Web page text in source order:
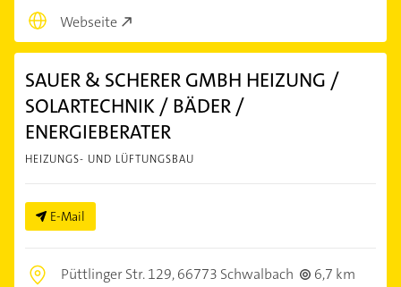
Webseite
SAUER & SCHERER GMBH HEIZUNG /
SOLARTECHNIK / BÄDER /
ENERGIEBERATER
HEIZUNGS- UND LÜFTUNGSBAU
E-Mail
Püttlinger Str. 129,66773 Schwalbach
6,7 km